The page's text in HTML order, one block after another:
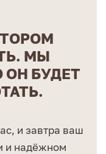
МЫ
ОН БУДЕТ
и завтра ваш
и надёжном